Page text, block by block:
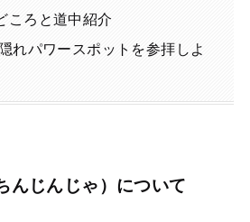
ころと道中紹介
れパワースポットを参拝しよ
んじんじゃ）について